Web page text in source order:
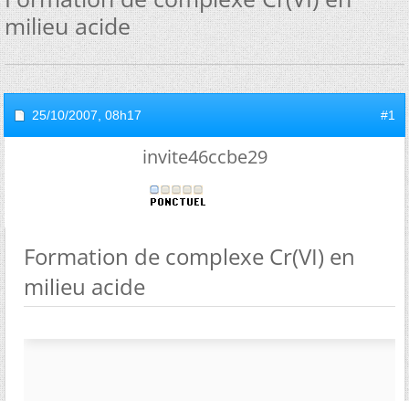
milieu acide
25/10/2007, 08h17 #1
invite46ccbe29
Formation de complexe Cr(VI) en
milieu acide